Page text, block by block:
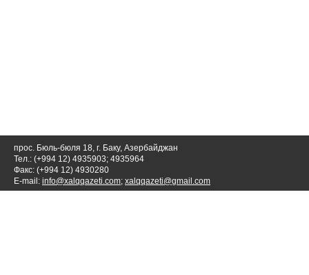
прос. Бюль-бюля 18, г. Баку, Азербайджан
Тел.: (+994 12) 4935903; 4935964
Факс: (+994 12) 4930280
E-mail: info@xalqqazeti.com; xalqqazeti@gmail.com